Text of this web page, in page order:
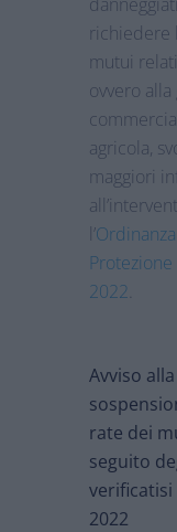
richiedere
mutui
ovvero
agricola,
maggiori
l’
2022
Avviso
rate dei
seguito
2022